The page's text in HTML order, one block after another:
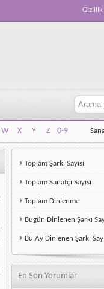
Gizlilik
W X Y Z
0-9
W X Y Z 0-9
Toplam Şarkı Sayısı
Toplam Sanatçı Sayısı
Toplam Dinlenme
Bugün Dinlenen Şarkı
Bu Ay Dinlenen Şarkı
En Son Yorumlar